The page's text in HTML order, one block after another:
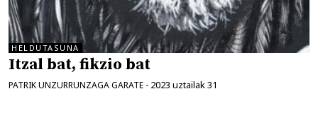
HELDUTASUNA
Itzal bat, fikzio bat
PATRIK UNZURRUNZAGA GARATE - 2023 uztailak 31